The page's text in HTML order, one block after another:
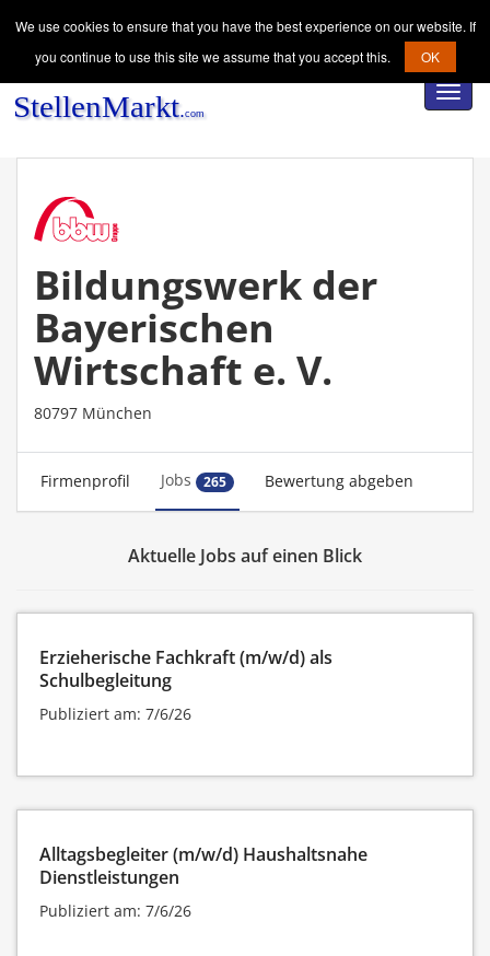
Bildungswerk der
Bayerischen
Wirtschaft e. V.
80797 München
Firmenprofil Jobs 265 Bewertung abgeben
Aktuelle Jobs auf einen Blick
Erzieherische Fachkraft (m/w/d) als
Schulbegleitung
Publiziert am: 7/6/26
Alltagsbegleiter (m/w/d) Haushaltsnahe
Dienstleistungen
Publiziert am: 7/6/26
We use cookies to ensure that you have the best experience on our website. If
you continue to use this site we assume that you accept this.
OK